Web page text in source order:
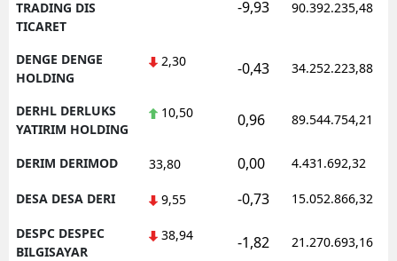
TRADING DIS
TICARET
-9,93 90.392.235,48
DENGE DENGE
HOLDING
2,30 -0,43 34.252.223,88
DERHL DERLUKS
YATIRIM HOLDING
10,50 0,96 89.544.754,21
DERIM DERIMOD 33,80 0,00 4.431.692,32
DESA DESA DERI 9,55 -0,73 15.052.866,32
DESPC DESPEC
BILGISAYAR
38,94 -1,82 21.270.693,16